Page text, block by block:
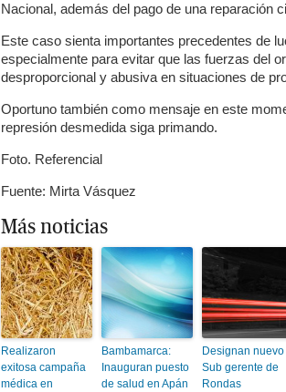
Nacional, además del pago de una reparación
Este caso sienta importantes precedentes de
especialmente para evitar que las fuerzas del
desproporcional y abusiva en situaciones de
Oportuno también como mensaje en este
represión desmedida siga primando.
Foto. Referencial
Fuente: Mirta Vásquez
Más noticias
Realizaron
exitosa campaña
médica en
Bambamarca:
Inauguran puesto
de salud en Apán
Designan nuevo
Sub gerente de
Rondas